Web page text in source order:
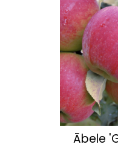
Ābele